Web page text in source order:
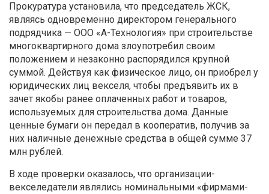
Прокуратура установила, что председатель ЖСК,
являясь одновременно директором генерального
подрядчика — ООО «А-Технология» при строительстве
многоквартирного дома злоупотребил своим
положением и незаконно распорядился крупной
суммой. Действуя как физическое лицо, он приобрел у
юридических лиц векселя, чтобы предъявить их в
зачет якобы ранее оплаченных работ и товаров,
используемых для строительства дома. Данные
ценные бумаги он передал в кооператив, получив за
них наличные денежные средства в общей сумме 37
млн рублей.
В ходе проверки оказалось, что организации-
векселедатели являлись номинальными «фирмами-